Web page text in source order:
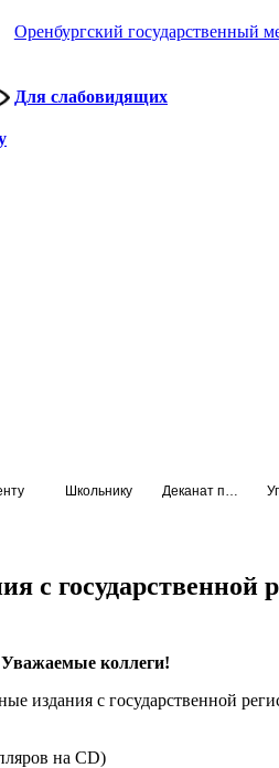
Оренбургский государственный
Для слабовидящих
Школьнику
с государственной
Уважаемые коллеги!
издания с государственной
на CD)